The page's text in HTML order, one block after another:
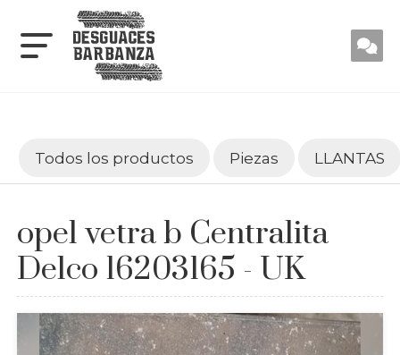
Todos los productos Piezas LLANTAS
opel vetra b Centralita
Delco 16203165 - UK